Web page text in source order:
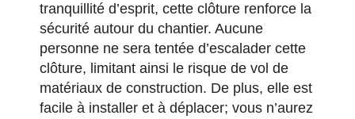
tranquillité d’esprit, cette clôture renforce la
sécurité autour du chantier. Aucune
personne ne sera tentée d’escalader cette
clôture, limitant ainsi le risque de vol de
matériaux de construction. De plus, elle est
facile à installer et à déplacer; vous n’aurez